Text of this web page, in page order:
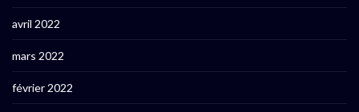
avril 2022
mars 2022
février 2022